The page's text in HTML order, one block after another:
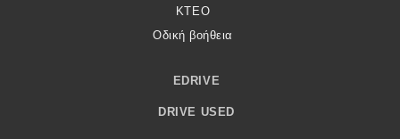
ΚΤΕΟ
Οδική βοήθεια
EDRIVE
DRIVE USED